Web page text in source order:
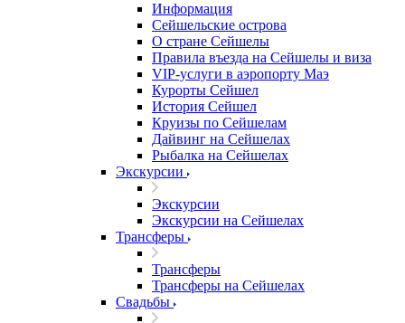
Информация
Сейшельские острова
О стране Сейшелы
Правила въезда на Сейшелы и виза
VIP-услуги в аэропорту Маэ
Курорты Сейшел
История Сейшел
Круизы по Сейшелам
Дайвинг на Сейшелах
Рыбалка на Сейшелах
Экскурсии
Экскурсии
Экскурсии на Сейшелах
Трансферы
Трансферы
Трансферы на Сейшелах
Свадьбы